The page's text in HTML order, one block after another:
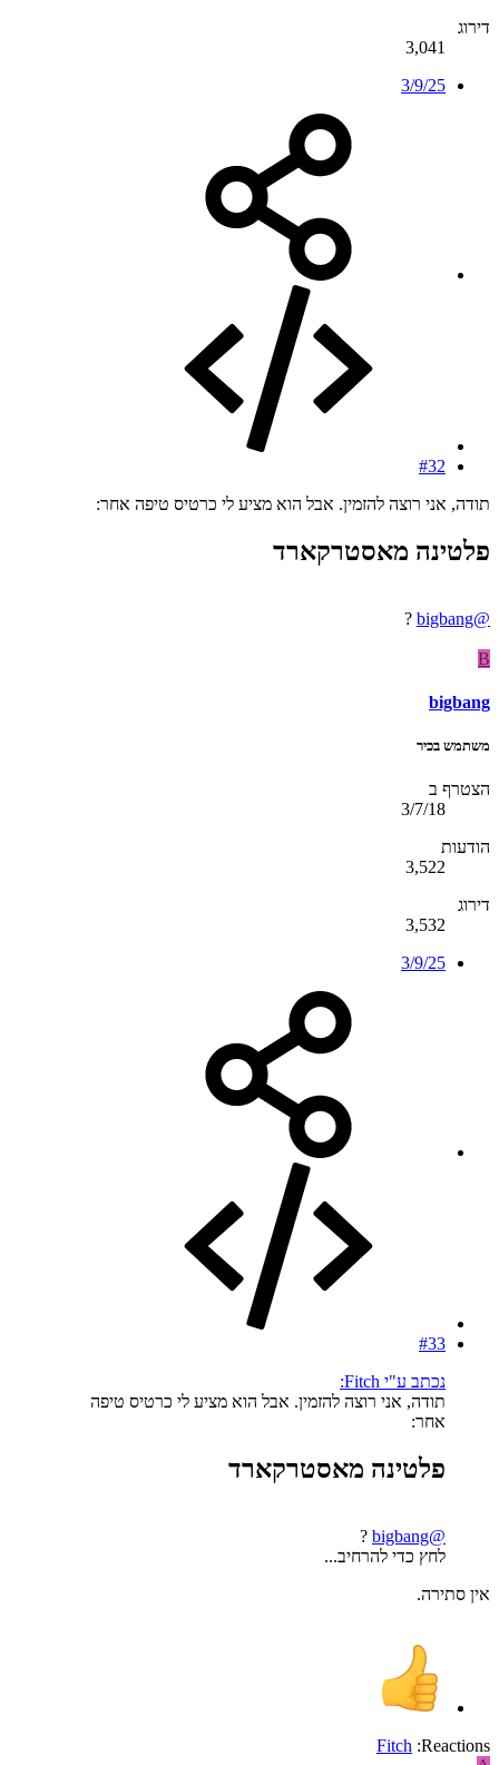
דירוג
3,041
3/9/25
#32
תודה, אני רוצה להזמין. אבל הוא מציע לי כרטיס טיפה אחר:
פלטינה מאסטרקארד​
@bigbang
?
B
bigbang
משתמש בכיר
הצטרף ב
3/7/18
הודעות
3,522
דירוג
3,532
3/9/25
#33
נכתב ע"י Fitch:
תודה, אני רוצה להזמין. אבל הוא מציע לי כרטיס טיפה
אחר:
פלטינה מאסטרקארד​
@bigbang
?
לחץ כדי להרחיב...
אין סתירה.
Reactions:
Fitch